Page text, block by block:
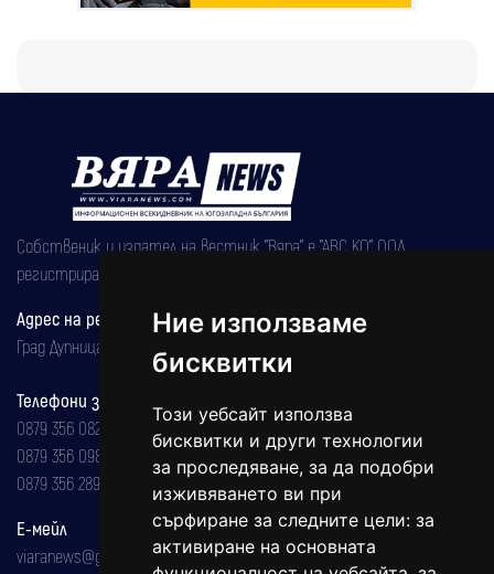
Ние използваме
бисквитки
Този уебсайт използва
бисквитки и други технологии
за проследяване, за да подобри
изживяването ви при
сърфиране за следните цели: за
активиране на основната
Собственик и издател на вестник "Вяра" е "АВС КО" ООД,
регистрирана на 08.05.2002 година.
Адрес на редакцията
Град Дупница, ул.''Христо Ботев" 43
Телефони за реклама и абонаменти
0879 356 082
0879 356 098
0879 356 289
Е-мейл
viaranews@gmail.com